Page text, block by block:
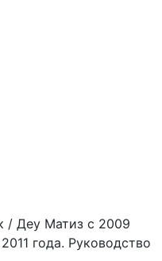
/ Деу Матиз с 2009
года. Руководство